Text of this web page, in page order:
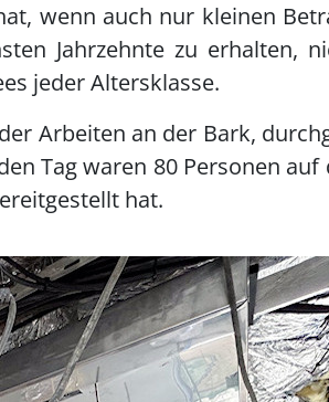
wenn auch nur kleinen
Jahrzehnte zu erhalten,
jeder Altersklasse.
Arbeiten an der Bark,
Tag waren 80 Personen
hat.